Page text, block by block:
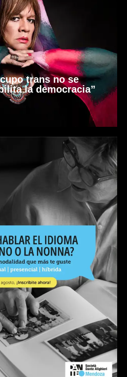
trans no se
la democracia”